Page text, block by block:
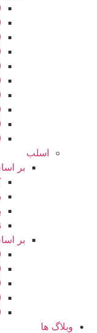
اسلب
بر
بر
وبلاگ ها